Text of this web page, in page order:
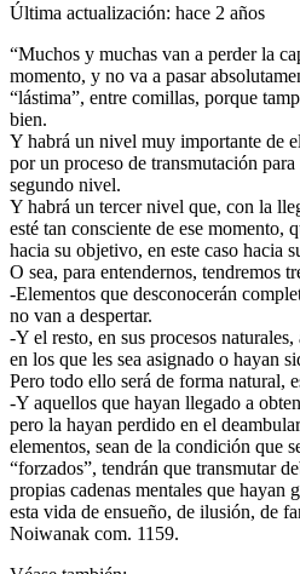
Última actualización: hace 2 años
“Muchos y muchas van a perder la
momento, y no va a pasar
“lástima”, entre comillas, porque
bien.
Y habrá un nivel muy importante de
por un proceso de transmutación para
segundo nivel.
Y habrá un tercer nivel que, con la
esté tan consciente de ese momento,
hacia su objetivo, en este caso hacia
O sea, para entendernos, tendremos
-Elementos que desconocerán
no van a despertar.
-Y el resto, en sus procesos
en los que les sea asignado o hayan
Pero todo ello será de forma natural,
-Y aquellos que hayan llegado a
pero la hayan perdido en el
elementos, sean de la condición que
“forzados”, tendrán que transmutar
propias cadenas mentales que hayan
esta vida de ensueño, de ilusión, de
Noiwanak com. 1159.